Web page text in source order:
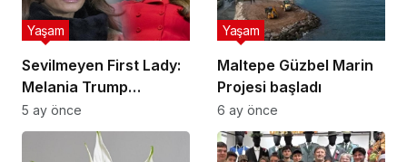
Sevilmeyen First Lady:
Melania Trump
popülerlik
sıralamasında sondan
Yaşam
5 ay önce
Maltepe Güzbel Marin
Projesi başladı
Yaşam
6 ay önce